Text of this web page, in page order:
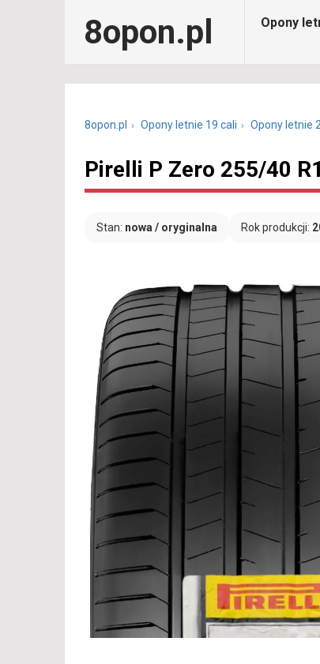
8opon.pl Opony
8opon.pl Opony letnie 19 cali Opony letnie
Pirelli P Zero 255/40
Stan: nowa / oryginalna Rok produkcji: